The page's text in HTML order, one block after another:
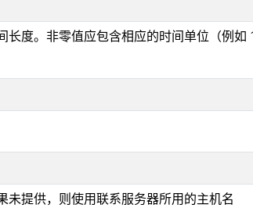
长度。非零值应包含相应的时间单位（例如
提供，则使用联系服务器所用的主机名